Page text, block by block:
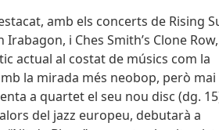
amb els concerts de Rising
i Ches Smith’s Clone
actual al costat de músics com la
la mirada més neobop, però mai
a quartet el seu nou disc (dg.
del jazz europeu, debutarà a